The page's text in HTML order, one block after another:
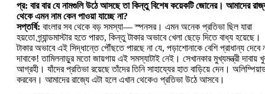
প্র: বার বার যে নামগুলি উঠে আসছে তা কিন্তু বিশেষ কয়েকটি জোনের। আমাদের
থেকে এমন নাম কেন পাওয়া যাচ্ছে না?
সপ্তর্ষি: বাংলার সব থেকে বড় সমস্যা— স্পনসর। এমন অনেক প্রতিভা ছিল যারা
হয়তো গ্র্যান্ডমাস্টার হতে পারত, কিন্তু টাকার অভাবে খেলা ছেড়ে দিতে বাধ্য হয়েছে।
টাকার অভাবে এই সিদ্ধান্তে পৌঁছতে পারছে না যে, পড়াশোনাকে বেশি প্রাধান্য দেবে
দাবাকে! তামিলনাড়ুর মতো জায়গায় এই সমস্যাটাই নেই। সেখানকার মুখ্যমন্ত্রী দাবায়
আগ্রহী। যাঁদের প্রতিভা রয়েছে তাঁদের তিনি সাহায্যের হাত বাড়িয়ে দেন।
করবেন। আমাদের রাজ্যে এটা হলে এখান থেকেও প্রতিভা উঠে আসবে।